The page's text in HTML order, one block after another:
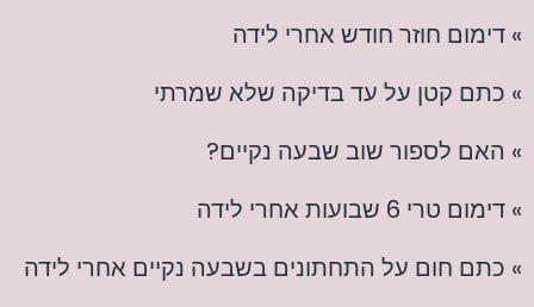
» דימום חוזר חודש אחרי לידה
» כתם קטן על עד בדיקה שלא שמרתי
» האם לספור שוב שבעה נקיים?
» דימום טרי 6 שבועות אחרי לידה
» כתם חום על התחתונים בשבעה נקיים אחרי לידה